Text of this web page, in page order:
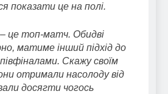
показати це на полі.
це топ-матч. Обидві
матиме інший підхід до
Скажу своїм
отримали насолоду від
досягти чогось